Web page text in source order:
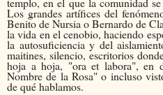
Los grandes artífices del
Benito de Nursia o Bernardo de
la vida en el cenobio, haciendo
la autosuficiencia y del
maitines, silencio, escritorios
hoja a hoja, "ora et labora", en
Nombre de la Rosa" o incluso
de qué hablamos.